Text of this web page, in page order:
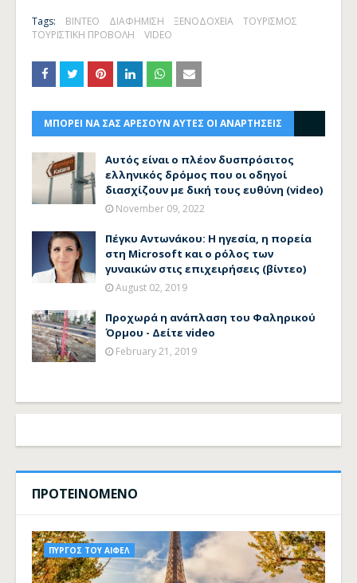
Tags: ΒΙΝΤΕΟ ΔΙΑΦΗΜΙΣΗ ΞΕΝΟΔΟΧΕΙΑ
ΤΟΥΡΙΣΜΟΣ
ΤΟΥΡΙΣΤΙΚΗ ΠΡΟΒΟΛΗ
VIDEO
ΜΠΟΡΕΙ ΝΑ ΣΑΣ ΑΡΕΣΟΥΝ ΑΥΤΕΣ ΟΙ ΑΝΑΡΤΗΣΕΙΣ
Αυτός είναι ο πλέον δυσπρόσιτος
ελληνικός δρόμος που οι οδηγοί
διασχίζουν με δική τους ευθύνη (video)
November 09, 2022
Πέγκυ Αντωνάκου: Η ηγεσία, η πορεία
στη Microsoft και ο ρόλος των
γυναικών στις επιχειρήσεις (βίντεο)
August 02, 2019
Προχωρά η ανάπλαση του Φαληρικού
Όρμου - Δείτε video
February 21, 2019
ΠΡΟΤΕΙΝΟΜΕΝΟ
ΠΥΡΓΟΣ ΤΟΥ ΑΙΦΕΛ